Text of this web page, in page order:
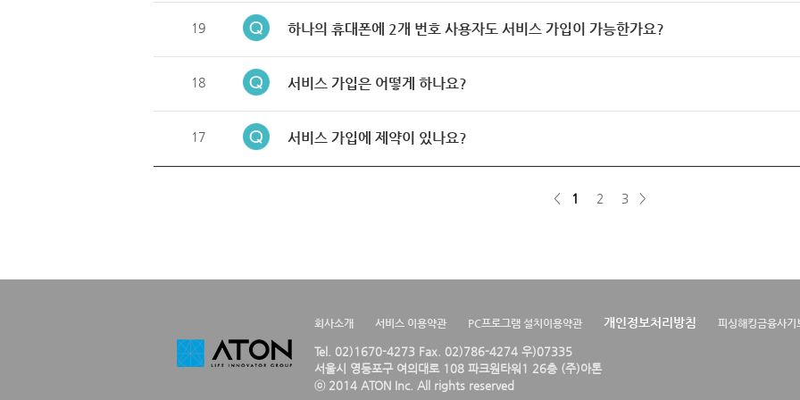
19 하나의 휴대폰에 2개 번호 사용자도 서비스 가입이 가능한가요?
18 서비스 가입은 어떻게 하나요?
17 서비스 가입에 제약이 있나요?
< 1 2 3 >
회사소개 서비스 이용약관 PC프로그램 설치이용약관 개인정보처리방침 피싱해킹금융사기
Tel. 02)1670-4273 Fax. 02)786-4274 우)07335
서울시 영등포구 여의대로 108 파크원타워1 26층 (주)아톤
ⓒ 2014 ATON Inc. All rights reserved